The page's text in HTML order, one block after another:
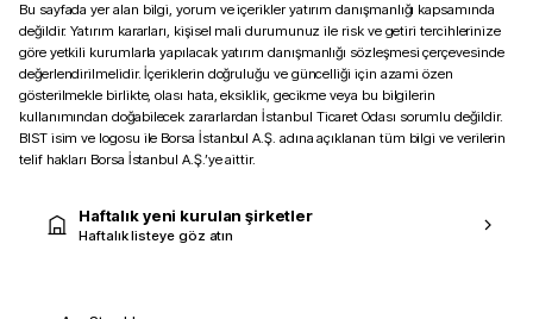
Bu sayfada yer alan bilgi, yorum ve içerikler yatırım danışmanlığı kapsamında
değildir. Yatırım kararları, kişisel mali durumunuz ile risk ve getiri tercihlerinize
göre yetkili kurumlarla yapılacak yatırım danışmanlığı sözleşmesi çerçevesinde
değerlendirilmelidir. İçeriklerin doğruluğu ve güncelliği için azami özen
gösterilmekle birlikte, olası hata, eksiklik, gecikme veya bu bilgilerin
kullanımından doğabilecek zararlardan İstanbul Ticaret Odası sorumlu değildir.
BIST isim ve logosu ile Borsa İstanbul A.Ş. adına açıklanan tüm bilgi ve verilerin
telif hakları Borsa İstanbul A.Ş.’ye aittir.
Haftalık yeni kurulan şirketler
Haftalık listeye göz atın